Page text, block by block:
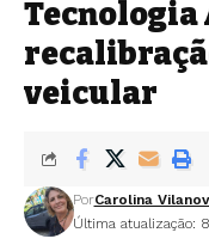
Tecnologia
veicular
Última atualização:
PorCarolina